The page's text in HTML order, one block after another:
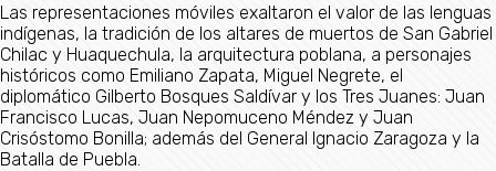
Las representaciones móviles exaltaron el valor de las lenguas
indígenas, la tradición de los altares de muertos de San Gabriel
Chilac y Huaquechula, la arquitectura poblana, a personajes
históricos como Emiliano Zapata, Miguel Negrete, el
diplomático Gilberto Bosques Saldívar y los Tres Juanes: Juan
Francisco Lucas, Juan Nepomuceno Méndez y Juan
Crisóstomo Bonilla; además del General Ignacio Zaragoza y la
Batalla de Puebla.